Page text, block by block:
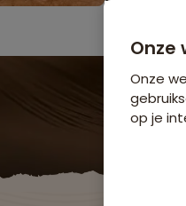
Onze
Onze
op je